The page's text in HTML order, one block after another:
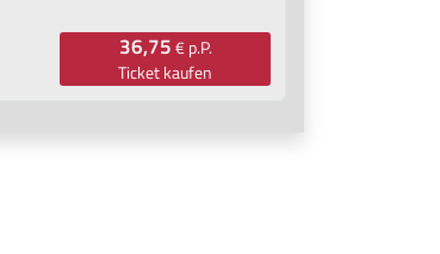
36,75€ p.P.
Ticket kaufen